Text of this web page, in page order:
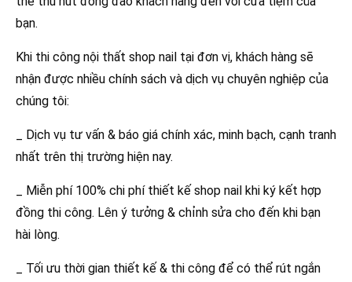
bạn.
Khi thi công nội thất shop nail tại đơn vị, khách hàng sẽ
nhận được nhiều chính sách và dịch vụ chuyên nghiệp của
chúng tôi:
_ Dịch vụ tư vấn & báo giá chính xác, minh bạch, cạnh tranh
nhất trên thị trường hiện nay.
_ Miễn phí 100% chi phí thiết kế shop nail khi ký kết hợp
đồng thi công. Lên ý tưởng & chỉnh sửa cho đến khi bạn
hài lòng.
_ Tối ưu thời gian thiết kế & thi công để có thể rút ngắn